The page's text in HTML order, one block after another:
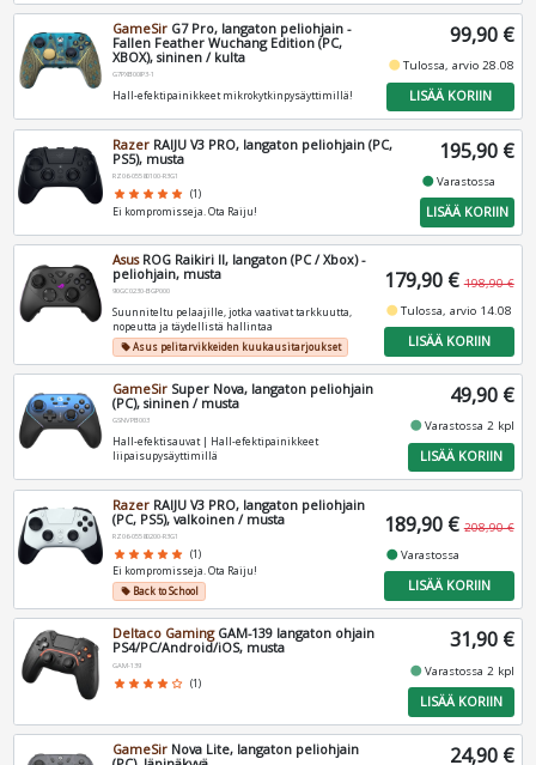
GameSir G7 Pro, langaton peliohjain -
Fallen Feather Wuchang Edition (PC,
XBOX), sininen / kulta
G7PXB00IP3-1
Hall-efektipainikkeet mikrokytkinpysäyttimillä!
99,90 €
fiber_manual_recordTulossa, arvio 28.08
LISÄÄ KORIIN
Razer RAIJU V3 PRO, langaton peliohjain (PC,
PS5), musta
RZ06-05580100-R3G1
star star star star star (1)
Ei kompromisseja. Ota Raiju!
195,90 €
fiber_manual_recordVarastossa
LISÄÄ KORIIN
AsusROG Raikiri II, langaton (PC / Xbox) -
peliohjain, musta
90GC0230-BGP000
Suunniteltu pelaajille, jotka vaativat tarkkuutta,
nopeutta ja täydellistä hallintaa
local_offerAsus pelitarvikkeiden kuukausitarjoukset
179,90 € 198,90 €
fiber_manual_recordTulossa, arvio 14.08
LISÄÄ KORIIN
GameSir Super Nova, langaton peliohjain
(PC), sininen / musta
GSNVPB003
Hall-efektisauvat | Hall-efektipainikkeet
liipaisupysäyttimillä
49,90 €
fiber_manual_recordVarastossa 2 kpl
LISÄÄ KORIIN
Razer RAIJU V3 PRO, langaton peliohjain
(PC, PS5), valkoinen / musta
RZ06-05580200-R3G1
star star star star star (1)
Ei kompromisseja. Ota Raiju!
local_offerBack to School
189,90 € 208,90 €
fiber_manual_recordVarastossa
LISÄÄ KORIIN
Deltaco GamingGAM-139 langaton ohjain
PS4/PC/Android/iOS, musta
GAM-139
star star star star star_border (1)
31,90 €
fiber_manual_recordVarastossa 2 kpl
LISÄÄ KORIIN
GameSir Nova Lite, langaton peliohjain
24,90 €